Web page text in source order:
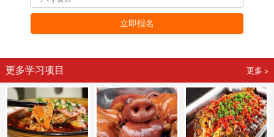
立即报名
更多学习项目 更多 >